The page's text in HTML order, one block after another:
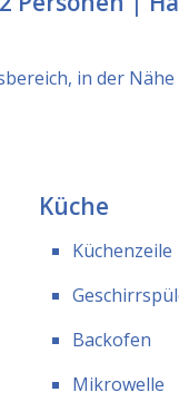
in der Nähe
Küche
Küchenzeile
Backofen
Mikrowelle